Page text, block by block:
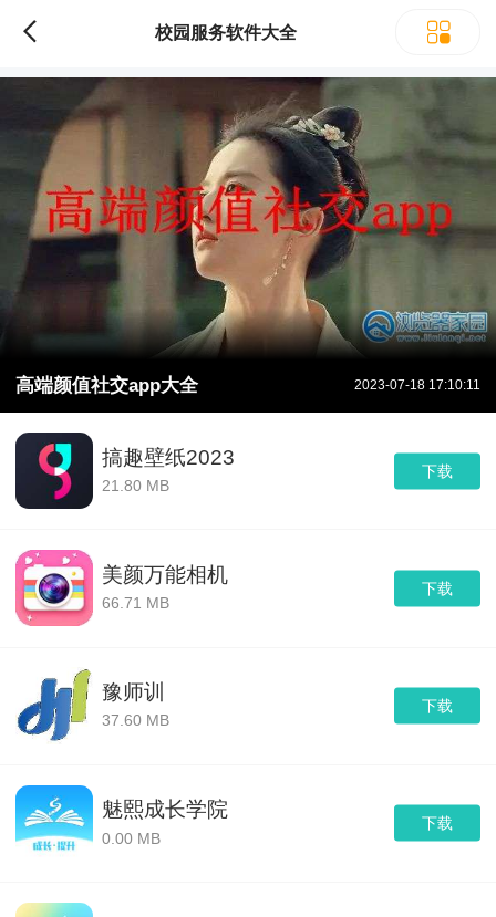
校园服务软件大全
高端颜值社交app大全 2023-07-18 17:10:11
下载
搞趣壁纸2023
21.80 MB
下载
美颜万能相机
66.71 MB
下载
豫师训
37.60 MB
下载
魅熙成长学院
0.00 MB